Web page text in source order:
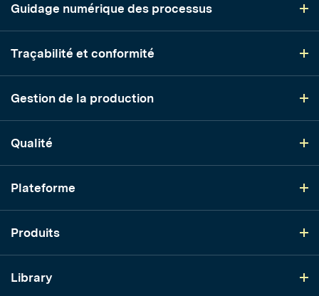
Guidage numérique des processus
Traçabilité et conformité
Gestion de la production
Qualité
Plateforme
Produits
Library